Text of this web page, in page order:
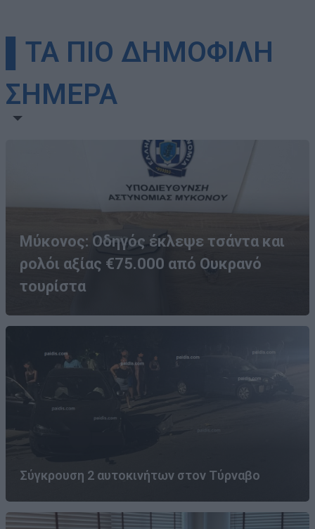
▌ΤΑ ΠΙΟ ΔΗΜΟΦΙΛΗ
ΣΗΜΕΡΑ
Μύκονος: Οδηγός έκλεψε τσάντα και
ρολόι αξίας €75.000 από Ουκρανό
τουρίστα
Σύγκρουση 2 αυτοκινήτων στον Τύρναβο